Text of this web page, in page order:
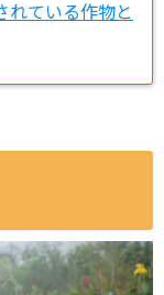
れている作物と